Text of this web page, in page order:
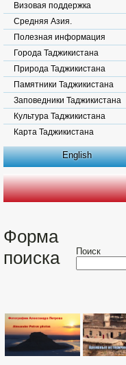
Визовая поддержка
Средняя Азия.
Полезная информация
Города Таджикистана
Природа Таджикистана
Памятники Таджикистана
Заповедники Таджикистана
Культура Таджикистана
Карта Таджикистана
English
Форма
поиска
Поиск